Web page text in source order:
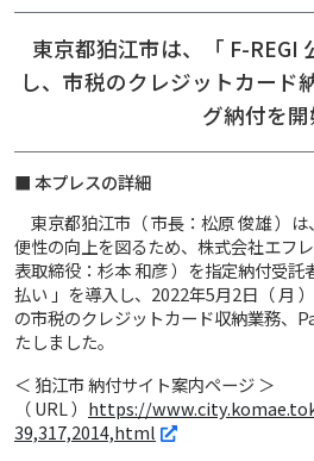
東京都狛江市は、「 F-REGI
し、 市税のクレジットカード
グ納付を
■ 本プレスの詳細
東京都狛江市（ 市長：松原 俊雄 ）
便性の向上を図るため、株式会社エフ
表取締役：杉本 和彦 ）を指定納付受
払い 」を導入し、2022年5月2日（ 月
の市税のクレジットカード収納業務、
たしました。
＜ 狛江市 納付サイト案内ページ ＞
（ URL ） https://
39,317,2014,html